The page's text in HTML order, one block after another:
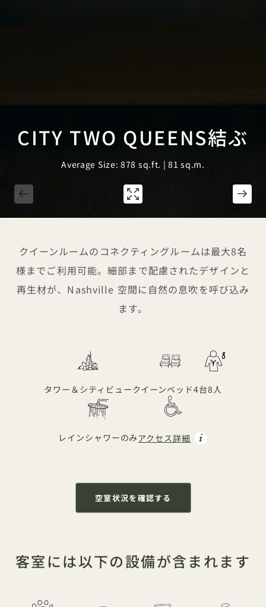
CITY TWO QUEENS結ぶ
Average Size: 878 sq.ft. | 81 sq.m.
クイーンルームのコネクティングルームは最大8名
様までご利用可能。細部まで配慮されたデザインと
再生材が、Nashville 空間に自然の息吹を呼び込み
ます。
タワー＆シティビュークイーンベッド4台8人
レインシャワーのみアクセス詳細
空室状況を確認する
客室には以下の設備が含まれます